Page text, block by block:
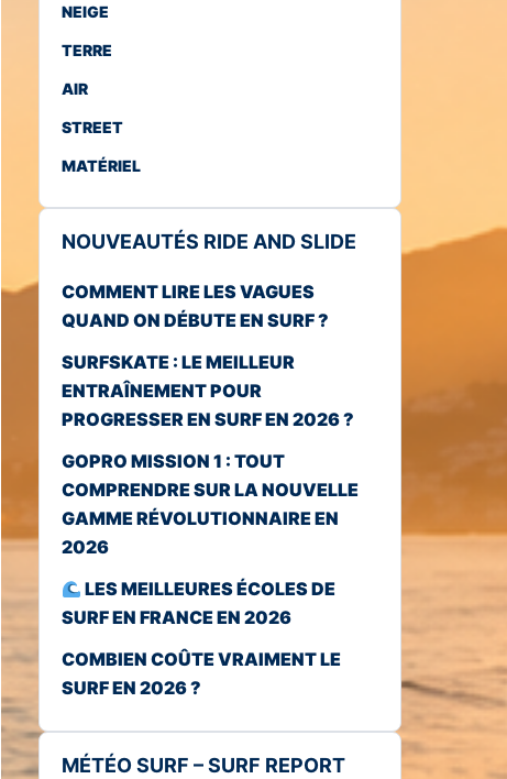
NEIGE
TERRE
AIR
STREET
MATÉRIEL
NOUVEAUTÉS RIDE AND SLIDE
COMMENT LIRE LES VAGUES
QUAND ON DÉBUTE EN SURF ?
SURFSKATE : LE MEILLEUR
ENTRAÎNEMENT POUR
PROGRESSER EN SURF EN 2026 ?
GOPRO MISSION 1 : TOUT
COMPRENDRE SUR LA NOUVELLE
GAMME RÉVOLUTIONNAIRE EN
2026
LES MEILLEURES ÉCOLES DE
SURF EN FRANCE EN 2026
COMBIEN COÛTE VRAIMENT LE
SURF EN 2026 ?
MÉTÉO SURF – SURF REPORT